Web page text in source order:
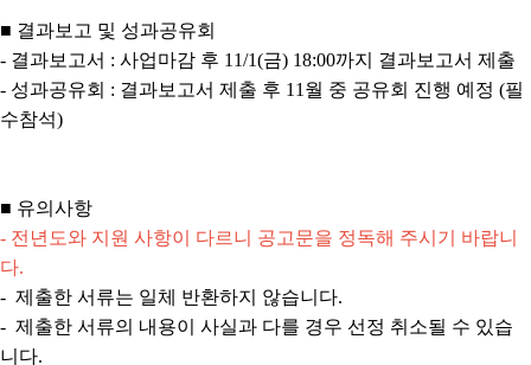
■ 결과보고 및 성과공유회
- 결과보고서 : 사업마감 후 11/1(금) 18:00까지 결과보고서 제출
- 성과공유회 : 결과보고서 제출 후 11월 중 공유회 진행 예정 (필
수참석)
■ 유의사항
- 전년도와 지원 사항이 다르니 공고문을 정독해 주시기 바랍니
다.
- 제출한 서류는 일체 반환하지 않습니다.
- 제출한 서류의 내용이 사실과 다를 경우 선정 취소될 수 있습
니다.